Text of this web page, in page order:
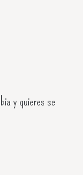
y quieres se